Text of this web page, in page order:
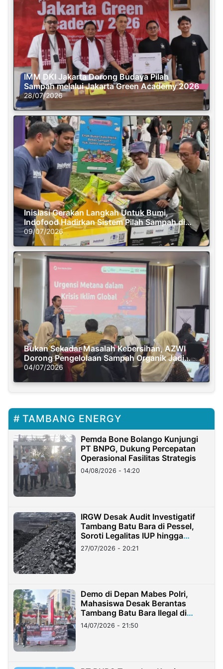
IMM DKI Jakarta Dorong Budaya Pilah
Sampah melalui Jakarta Green Academy 2026
28/07/2026
Inisiasi Gerakan Langkah Untuk Bumi,
Indofood Hadirkan Sistem Pilah Sampah di
Semasa Piknik
09/07/2026
Bukan Sekadar Masalah Kebersihan, AZWI
Dorong Pengelolaan Sampah Organik Jadi
Solusi Krisis Iklim
04/07/2026
TAMBANG ENERGY
Pemda Bone Bolango Kunjungi
PT BNPG, Dukung Percepatan
Operasional Fasilitas Strategis
04/08/2026 - 14:20
IRGW Desak Audit Investigatif
Tambang Batu Bara di Pessel,
Soroti Legalitas IUP hingga
Stockpile
27/07/2026 - 20:21
Demo di Depan Mabes Polri,
Mahasiswa Desak Berantas
Tambang Batu Bara Ilegal di
Lampung
14/07/2026 - 21:50